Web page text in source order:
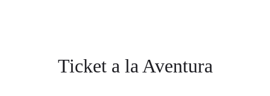
Ticket a la Aventura